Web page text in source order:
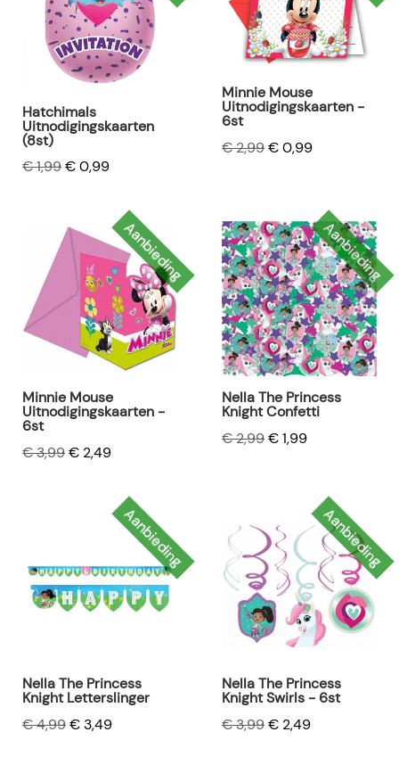
Hatchimals
Uitnodigingskaarten
(8st)
€ 1,99€ 0,99
Minnie Mouse
Uitnodigingskaarten -
6st
€ 2,99€ 0,99
Aanbieding
Minnie Mouse
Uitnodigingskaarten -
6st
€ 3,99€ 2,49
Aanbieding
Nella The Princess
Knight Confetti
€ 2,99€ 1,99
Aanbieding
Nella The Princess
Knight Letterslinger
€ 4,99€ 3,49
Aanbieding
Nella The Princess
Knight Swirls - 6st
€ 3,99€ 2,49